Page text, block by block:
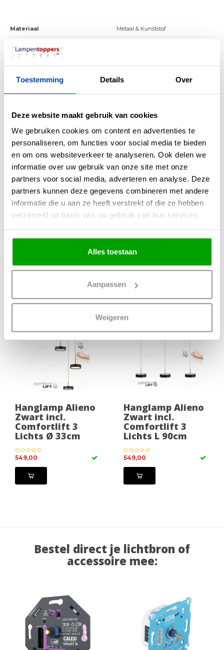
Toestemming Details Over
Deze website maakt gebruik van cookies
We gebruiken cookies om content en advertenties te
personaliseren, om functies voor social media te bieden
en om ons websiteverkeer te analyseren. Ook delen we
informatie over uw gebruik van onze site met onze
partners voor social media, adverteren en analyse. Deze
partners kunnen deze gegevens combineren met andere
informatie die u aan ze heeft verstrekt of die ze hebben
verzameld op basis van uw gebruik van hun services.
Alles toestaan
Aanpassen
Weigeren
Materiaal Metaal & Kunststof
Kleur
Overige maten Kapje 17.5 x 4.5cm (BxH)
Fitting Geen fitting geïntegreerde led
Max. Wattage per lichtpunt
Incl. lichtbron Ja
Energielabel
2700 Kelvin
Lichtsterkte 5250 Lumen
IP waarde IP20
Incl. Snoer & Stekker Nee
Meer producten uit deze serie
Hanglamp Alieno
Zwart incl.
Comfortlift 3
Lichts Ø 33cm
549,00
Hanglamp Alieno
Zwart incl.
Comfortlift 3
Lichts L 90cm
549,00
Bestel direct je lichtbron of
accessoire mee: